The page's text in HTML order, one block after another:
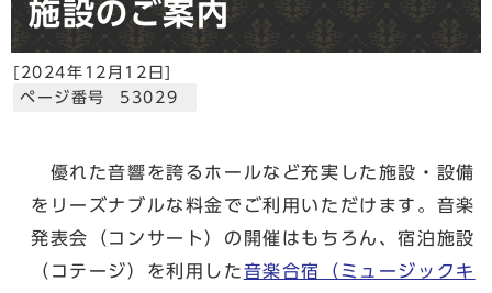
施設のご案内
[ 2024年12月12日]
ページ番号 53029
優れた音響を誇るホールなど充実した施設・設備
をリーズナブルな料金でご利用いただけます。音楽
発表会（コンサート）の開催はもちろん、宿泊施設
（コテージ）を利用した音楽合宿（ミュージックキ